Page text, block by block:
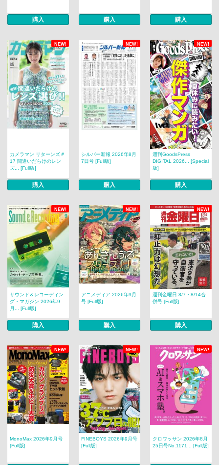
購入 購入 購入
NEW! NEW! NEW!
カメラマン リターンズ＃
17 間違いだらけのレン
ズ... [Full版]
購入
シルバー新報 2026年8月
7日号 [Full版]
購入
週刊GoodsPress
DIGITAL 2026... [Special
版]
購入
NEW! NEW! NEW!
サウンド＆レコーディン
グ・マガジン 2026年9
月... [Full版]
購入
アニメディア 2026年9月
号 [Full版]
購入
週刊金曜日 8/7・8/14合
併号 [Full版]
購入
NEW! NEW! NEW!
MonoMax 2026年9月号
[Full版]
FINEBOYS 2026年9月号
[Full版]
クロワッサン 2026年8月
25日号No.1171... [Full版]